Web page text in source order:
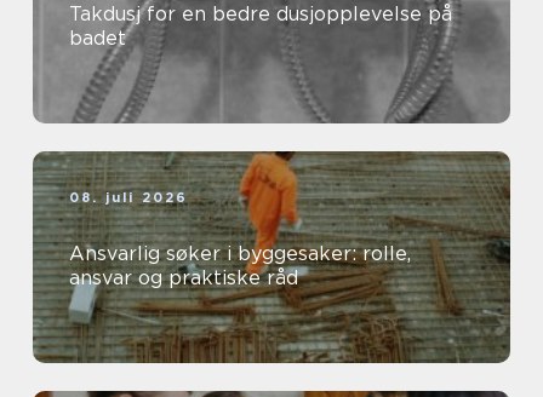
Takdusj for en bedre dusjopplevelse på
badet
08. juli 2026
Ansvarlig søker i byggesaker: rolle,
ansvar og praktiske råd